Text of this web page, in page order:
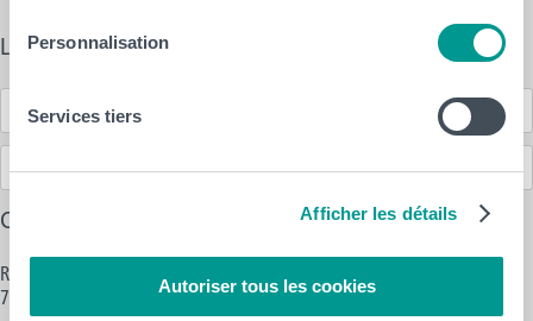
Personnalisation
Services tiers
Afficher les détails
Autoriser tous les cookies
Les sections proposées
Communication
Gestion des ressources humaines
Coordonnées
Rue de l'Ecorcherie 16-20
7500 Tournai